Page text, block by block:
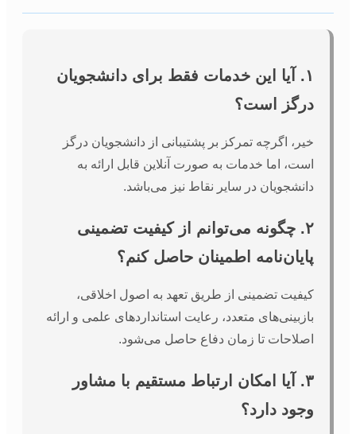
۱. آیا این خدمات فقط برای دانشجویان
درگز است؟
خیر، اگرچه تمرکز بر پشتیبانی از دانشجویان درگز
است، اما خدمات به صورت آنلاین قابل ارائه به
دانشجویان در سایر نقاط نیز می‌باشد.
۲. چگونه می‌توانم از کیفیت تضمینی
پایان‌نامه اطمینان حاصل کنم؟
کیفیت تضمینی از طریق تعهد به اصول اخلاقی،
بازبینی‌های متعدد، رعایت استانداردهای علمی و ارائه
اصلاحات تا زمان دفاع حاصل می‌شود.
۳. آیا امکان ارتباط مستقیم با مشاور
وجود دارد؟